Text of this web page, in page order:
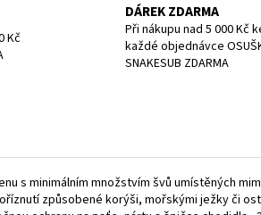
Kč
DÁREK ZDARMA
Při nákupu nad 5 000 Kč
každé objednávce
SNAKESUB ZDARMA
s minimálním množstvím švů umístěných
způsobené korýši, mořskými ježky či